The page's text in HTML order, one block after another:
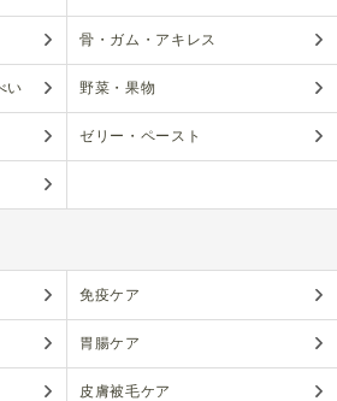
骨・ガム・アキレス
い 野菜・果物
ゼリー・ペースト
免疫ケア
胃腸ケア
皮膚被毛ケア